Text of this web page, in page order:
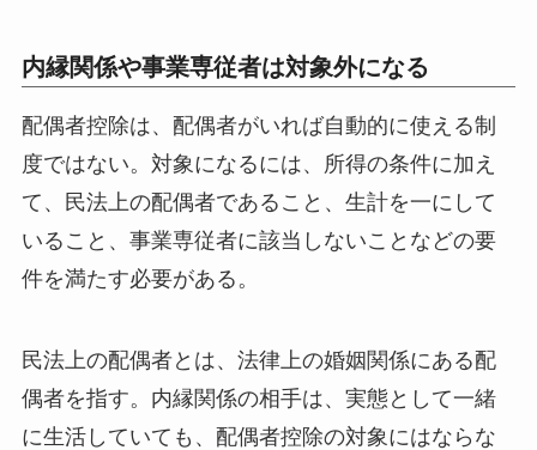
内縁関係や事業専従者は対象外になる
配偶者控除は、配偶者がいれば自動的に使える制
度ではない。対象になるには、所得の条件に加え
て、民法上の配偶者であること、生計を一にして
いること、事業専従者に該当しないことなどの要
件を満たす必要がある。
民法上の配偶者とは、法律上の婚姻関係にある配
偶者を指す。内縁関係の相手は、実態として一緒
に生活していても、配偶者控除の対象にはならな